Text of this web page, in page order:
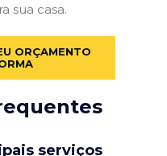
sua casa.
ORÇAMENTO
serviços